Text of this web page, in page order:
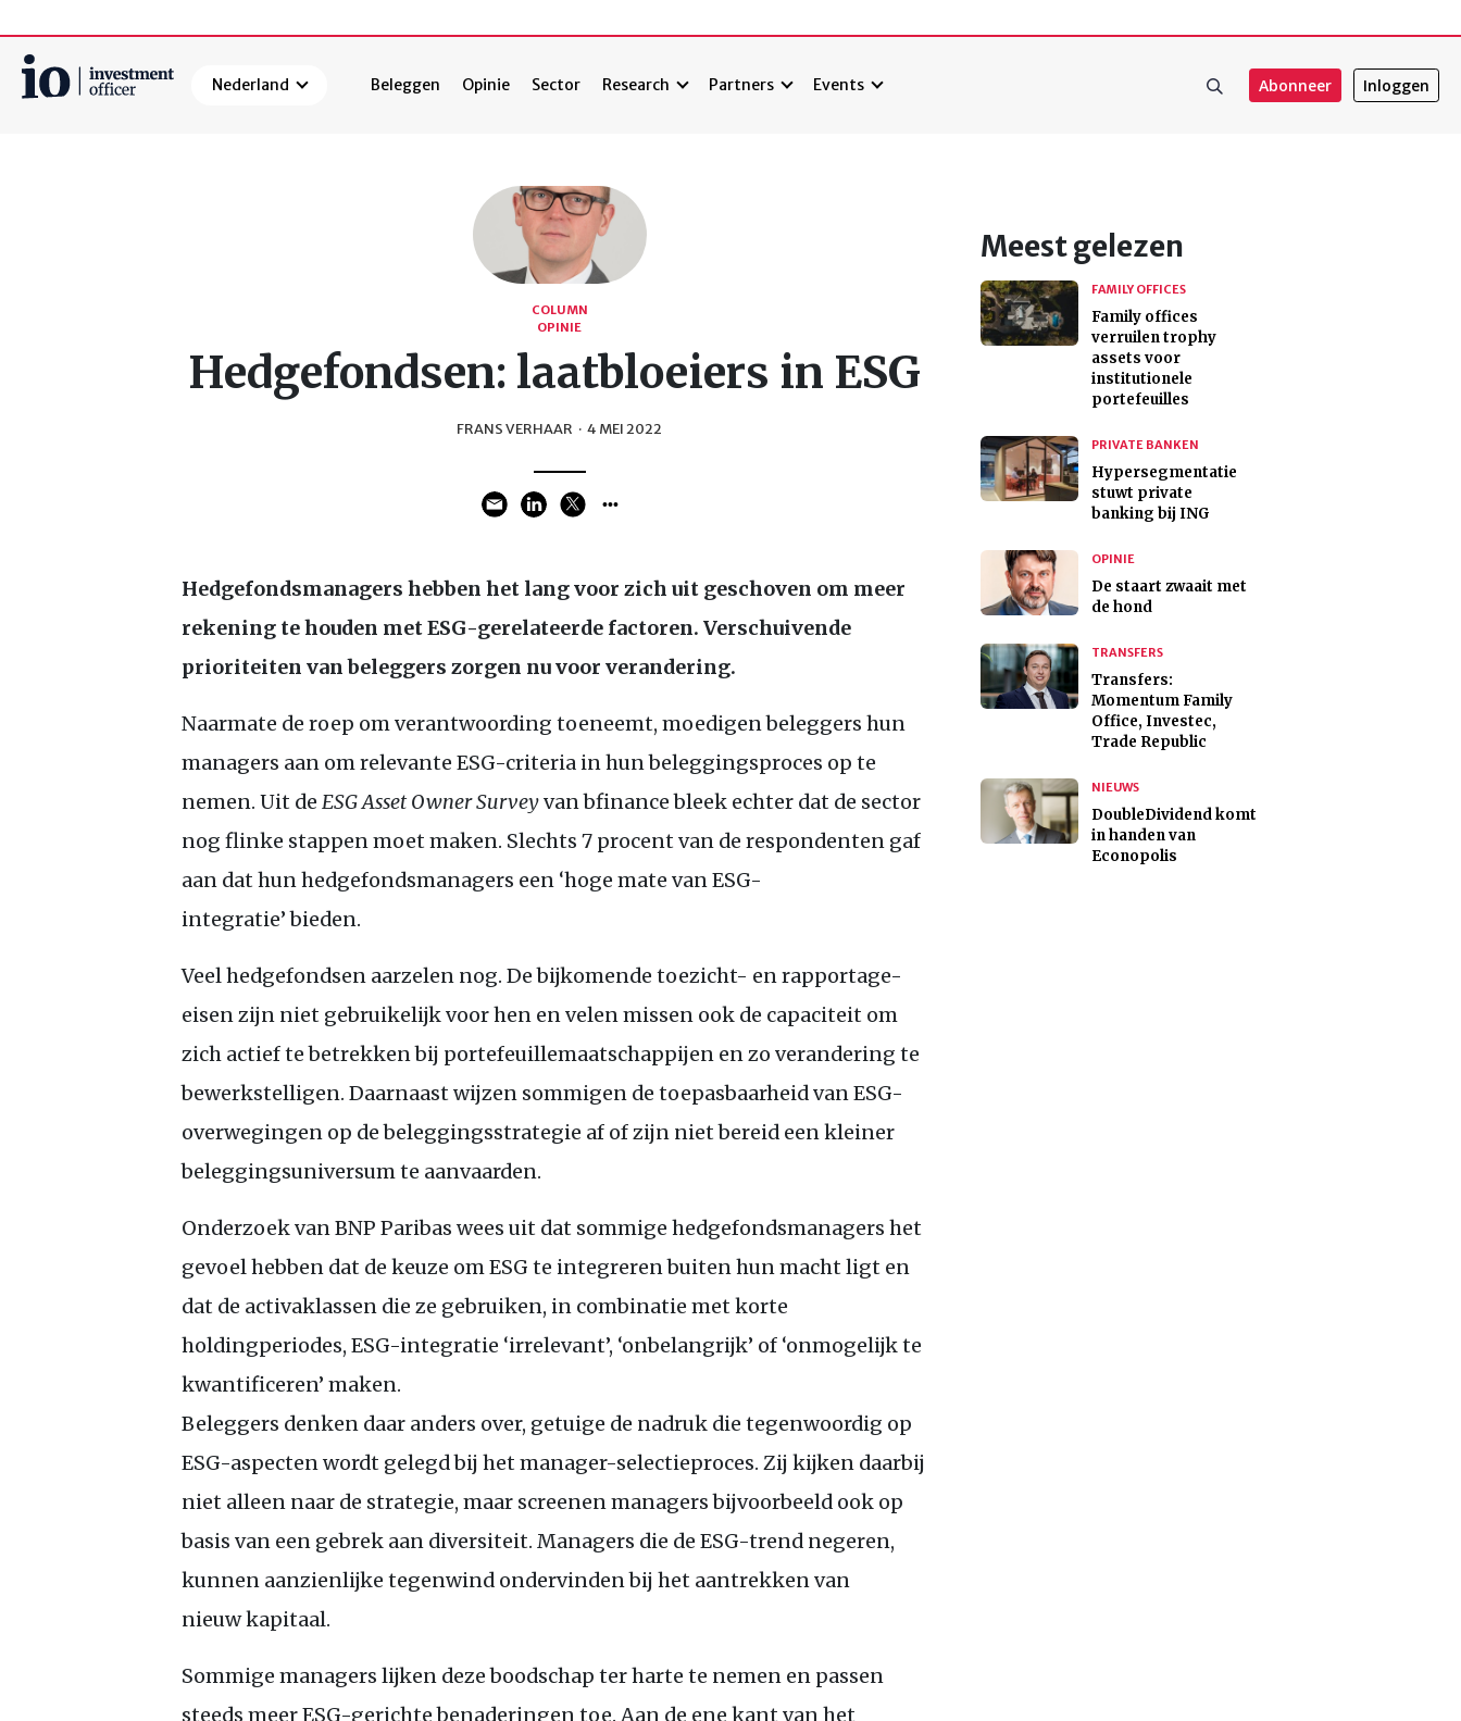
Nederland Beleggen Opinie Sector Research Partners Events Abonneer Inloggen
COLUMN
OPINIE
Hedgefondsen: laatbloeiers in ESG
FRANS VERHAAR · 4 MEI 2022
Hedgefondsmanagers hebben het lang voor zich uit geschoven om meer
rekening te houden metESG-gerelateerde factoren. Verschuivende
prioriteiten van beleggers zorgen nu voor verandering.
Naarmate de roep om verantwoording toeneemt, moedigen beleggers hun
managers aan om relevante ESG-criteria in hun beleggingsproces op te
nemen. Uit de ESGAsset Owner Surveyvan bfinance bleek echter dat de sector
nog flinke stappen moet maken. Slechts 7 procent van de respondenten gaf
aan dat hun hedgefondsmanagers een ‘hoge mate vanESG-
integratie’ bieden.
Veel hedgefondsen aarzelen nog. De bijkomende toezicht- en rapportage-
eisen zijn niet gebruikelijk voor hen en velen missen ook de capaciteit om
zich actief te betrekken bij portefeuillemaatschappijen en zo verandering te
bewerkstelligen. Daarnaast wijzen sommigen de toepasbaarheid vanESG-
overwegingen op de beleggingsstrategie af of zijn niet bereid een kleiner
beleggingsuniversum te aanvaarden.
Onderzoek vanBNP Paribas wees uit dat sommige hedgefondsmanagers het
gevoel hebben dat de keuze omESG te integreren buiten hun macht ligt en
dat de activaklassen die ze gebruiken, in combinatie met korte
holdingperiodes, ESG-integratie ‘irrelevant’, ‘onbelangrijk’ of ‘onmogelijk te
kwantificeren’ maken.
Beleggers denken daar anders over, getuige de nadruk die tegenwoordig op
ESG-aspecten wordt gelegd bij het manager-selectieproces. Zij kijken daarbij
niet alleen naar de strategie, maar screenen managers bijvoorbeeld ook op
basis van een gebrek aan diversiteit. Managers die de ESG-trend negeren,
kunnen aanzienlijke tegenwind ondervinden bij het aantrekken van
nieuw kapitaal.
Sommige managers lijken deze boodschap ter harte te nemen en passen
steeds meerESG-gerichte benaderingen toe. Aan de ene kant van het
Meest gelezen
FAMILY OFFICES
Family offices
verruilen trophy
assets voor
institutionele
portefeuilles
PRIVATE BANKEN
Hypersegmentatie
stuwt private
banking bij ING
OPINIE
De staart zwaait met
de hond
TRANSFERS
Transfers:
Momentum Family
Office, Investec,
Trade Republic
NIEUWS
DoubleDividend komt
in handen van
Econopolis